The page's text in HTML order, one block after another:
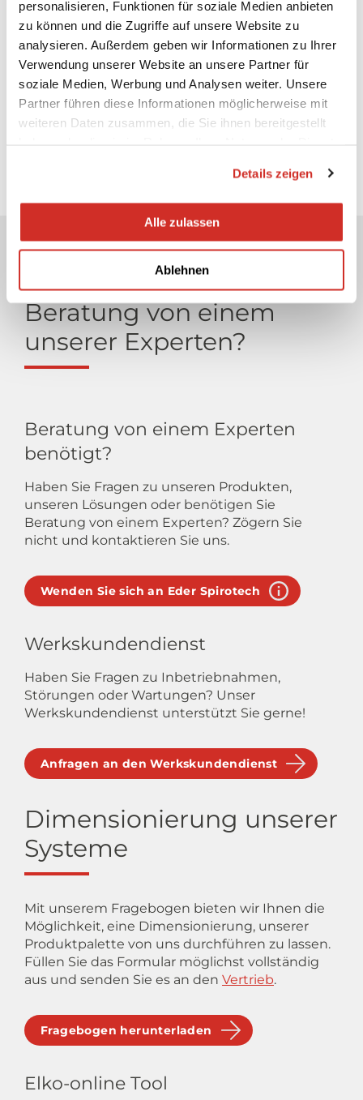
personalisieren, Funktionen für soziale Medien anbieten
zu können und die Zugriffe auf unsere Website zu
analysieren. Außerdem geben wir Informationen zu Ihrer
Verwendung unserer Website an unsere Partner für
soziale Medien, Werbung und Analysen weiter. Unsere
Partner führen diese Informationen möglicherweise mit
weiteren Daten zusammen, die Sie ihnen bereitgestellt
Details zeigen
Alle zulassen
Ablehnen
Unsere Expansionsautomaten sind bestimmt
zur aktiven Aufnahme des
Ausdehnungsvolumens und zur
Druckkonstanthaltung in geschlossenen
Warmwasserheizungs-, Klima und Kühlanlagen.
Angebot an Ausdehnungsgefäßen
Haben Sie Fragen oder
benötigen Sie eine
Beratung von einem
unserer Experten?
Beratung von einem Experten
benötigt?
Haben Sie Fragen zu unseren Produkten,
unseren Lösungen oder benötigen Sie
Beratung von einem Experten? Zögern Sie
nicht und kontaktieren Sie uns.
Wenden Sie sich an Eder Spirotech
Werkskundendienst
Haben Sie Fragen zu Inbetriebnahmen,
Störungen oder Wartungen? Unser
Werkskundendienst unterstützt Sie gerne!
Anfragen an den Werkskundendienst
Dimensionierung unserer
Systeme
Mit unserem Fragebogen bieten wir Ihnen die
Möglichkeit, eine Dimensionierung, unserer
Produktpalette von uns durchführen zu lassen.
Füllen Sie das Formular möglichst vollständig
aus und senden Sie es an den Vertrieb.
Fragebogen herunterladen
Elko-online Tool